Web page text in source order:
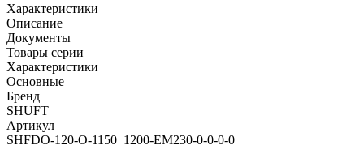
Характеристики
Описание
Документы
Товары серии
Характеристики
Основные
Бренд
SHUFT
Артикул
SHFDO-120-O-1150_1200-EM230-0-0-0-0